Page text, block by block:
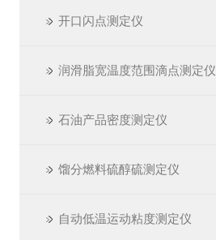
开口闪点测定仪
润滑脂宽温度范围滴点测定仪
石油产品密度测定仪
馏分燃料硫醇硫测定仪
自动低温运动粘度测定仪